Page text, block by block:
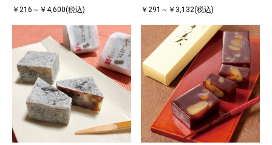
￥216～￥4,600(税込) ￥291～￥3,132(税込)